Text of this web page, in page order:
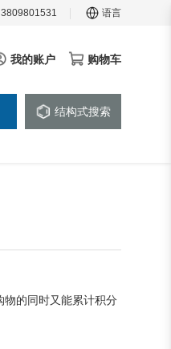
语言
3809801531
我的账户 购物车
结构式搜索
物的同时又能累计积分